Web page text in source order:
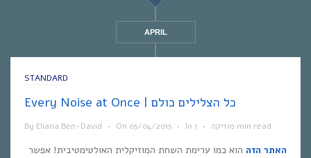
APRIL
STANDARD
Every Noise at Once | כל הצלילים כולם
By Eliana Ben-David • On 05/04/2015 • In מוזיקה • 1 min read
האתר הזה הוא כמו ערימת השחת המוזיקלית האולטימטיבית! אפשר